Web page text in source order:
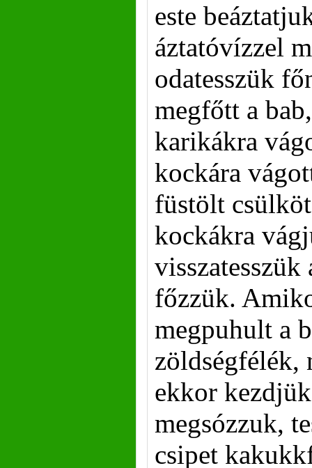
este
áztatóvízzel
odatesszük
megfőtt a
karikákra
kockára
füstölt
kockákra
visszatesszük
főzzük.
megpuhult a
zöldségfélék,
ekkor
megsózzuk,
csipet